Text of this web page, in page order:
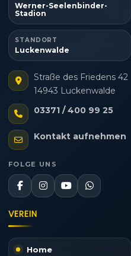
Werner-Seelenbinder-
Stadion
STANDORT
Luckenwalde
Straße des Friedens 42
14943 Luckenwalde
03371 / 400 99 25
Kontakt aufnehmen
FOLGE UNS
VEREIN
Home